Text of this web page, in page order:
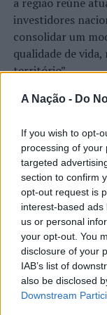
A Nação - Do
If you wish to opt-
processing of your
targeted
section to confirm
opt-out request is
interest-based
us or personal
your opt-out. You
disclosure of your
IAB’s list of
also be disclosed
Downstream
EXPOSIÇÃO
PRÓXIMO
Ponta Delgada:
qualificado
Motos, Quads e
investidores
consolidar um
qualidade de
território”.
Incomparáveis
na Covilhã,
certames
e realizada
tradição,
animação
constituindo um
do município e
Para António
dos últimos
objetivos que
ATUALIDADE
Rio de
propõe